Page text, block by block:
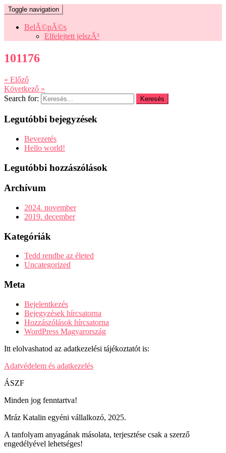
Toggle navigation
BelÃ©pÃ©s
Elfelejtett jelszÃ³
101176
« Előző
Következő »
Search for:
Legutóbbi bejegyzések
Bevezetés
Hello world!
Legutóbbi hozzászólások
Archívum
2024. november
2019. december
Kategóriák
Tedd rendbe az életed
Uncategorized
Meta
Bejelentkezés
Bejegyzések hírcsatorna
Hozzászólások hírcsatorna
WordPress Magyarország
Itt elolvashatod az adatkezelési tájékoztatót is:
Adatvédelem és adatkezelés
ÁSZF
Minden jog fenntartva!
Mráz Katalin egyéni vállalkozó, 2025.
A tanfolyam anyagának másolata, terjesztése csak a szerző
engedélyével lehetséges!